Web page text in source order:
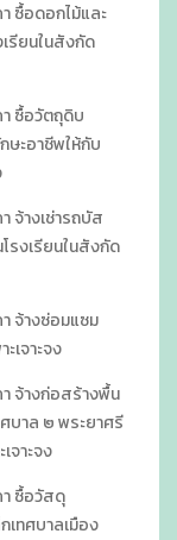
ซื้อดอกไม้และ
รียนในสังกัด
ซื้อวัตถุดิบ
ษะอาชีพให้กับ
จ้างเช่ารถบัส
รงเรียนในสังกัด
จ้างซ่อมแซม
เจาะจง
จ้างก่อสร้างพื้น
ศบาล ๒ พระยาศรี
จาะจง
ซื้อวัสดุ
ทศบาลเมือง